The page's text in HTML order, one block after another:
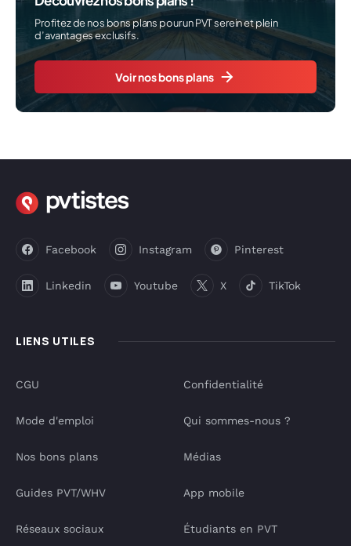
Profitez de nos bons plans pour un PVT serein et plein
d’avantages exclusifs.
Voir nos bons plans
LIENS UTILES
Facebook Instagram Pinterest
Linkedin Youtube X TikTok
CGU
Mode d'emploi
Nos bons plans
Guides PVT/WHV
Réseaux sociaux
Confidentialité
Qui sommes-nous ?
Médias
App mobile
Étudiants en PVT